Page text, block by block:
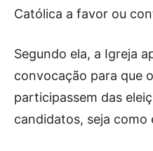
Católica a favor ou
Segundo ela, a Igreja
convocação para que
participassem das
candidatos, seja como